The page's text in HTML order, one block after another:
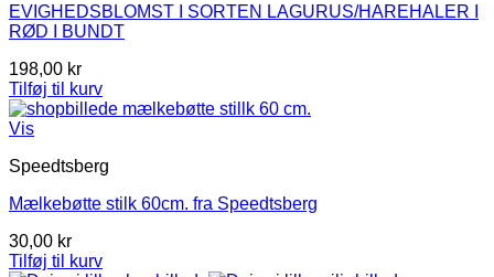
EVIGHEDSBLOMST I SORTEN LAGURUS/HAREHALER I
RØD I BUNDT
198,00 kr
Tilføj til kurv
Vis
Speedtsberg
Mælkebøtte stilk 60cm. fra Speedtsberg
30,00 kr
Tilføj til kurv